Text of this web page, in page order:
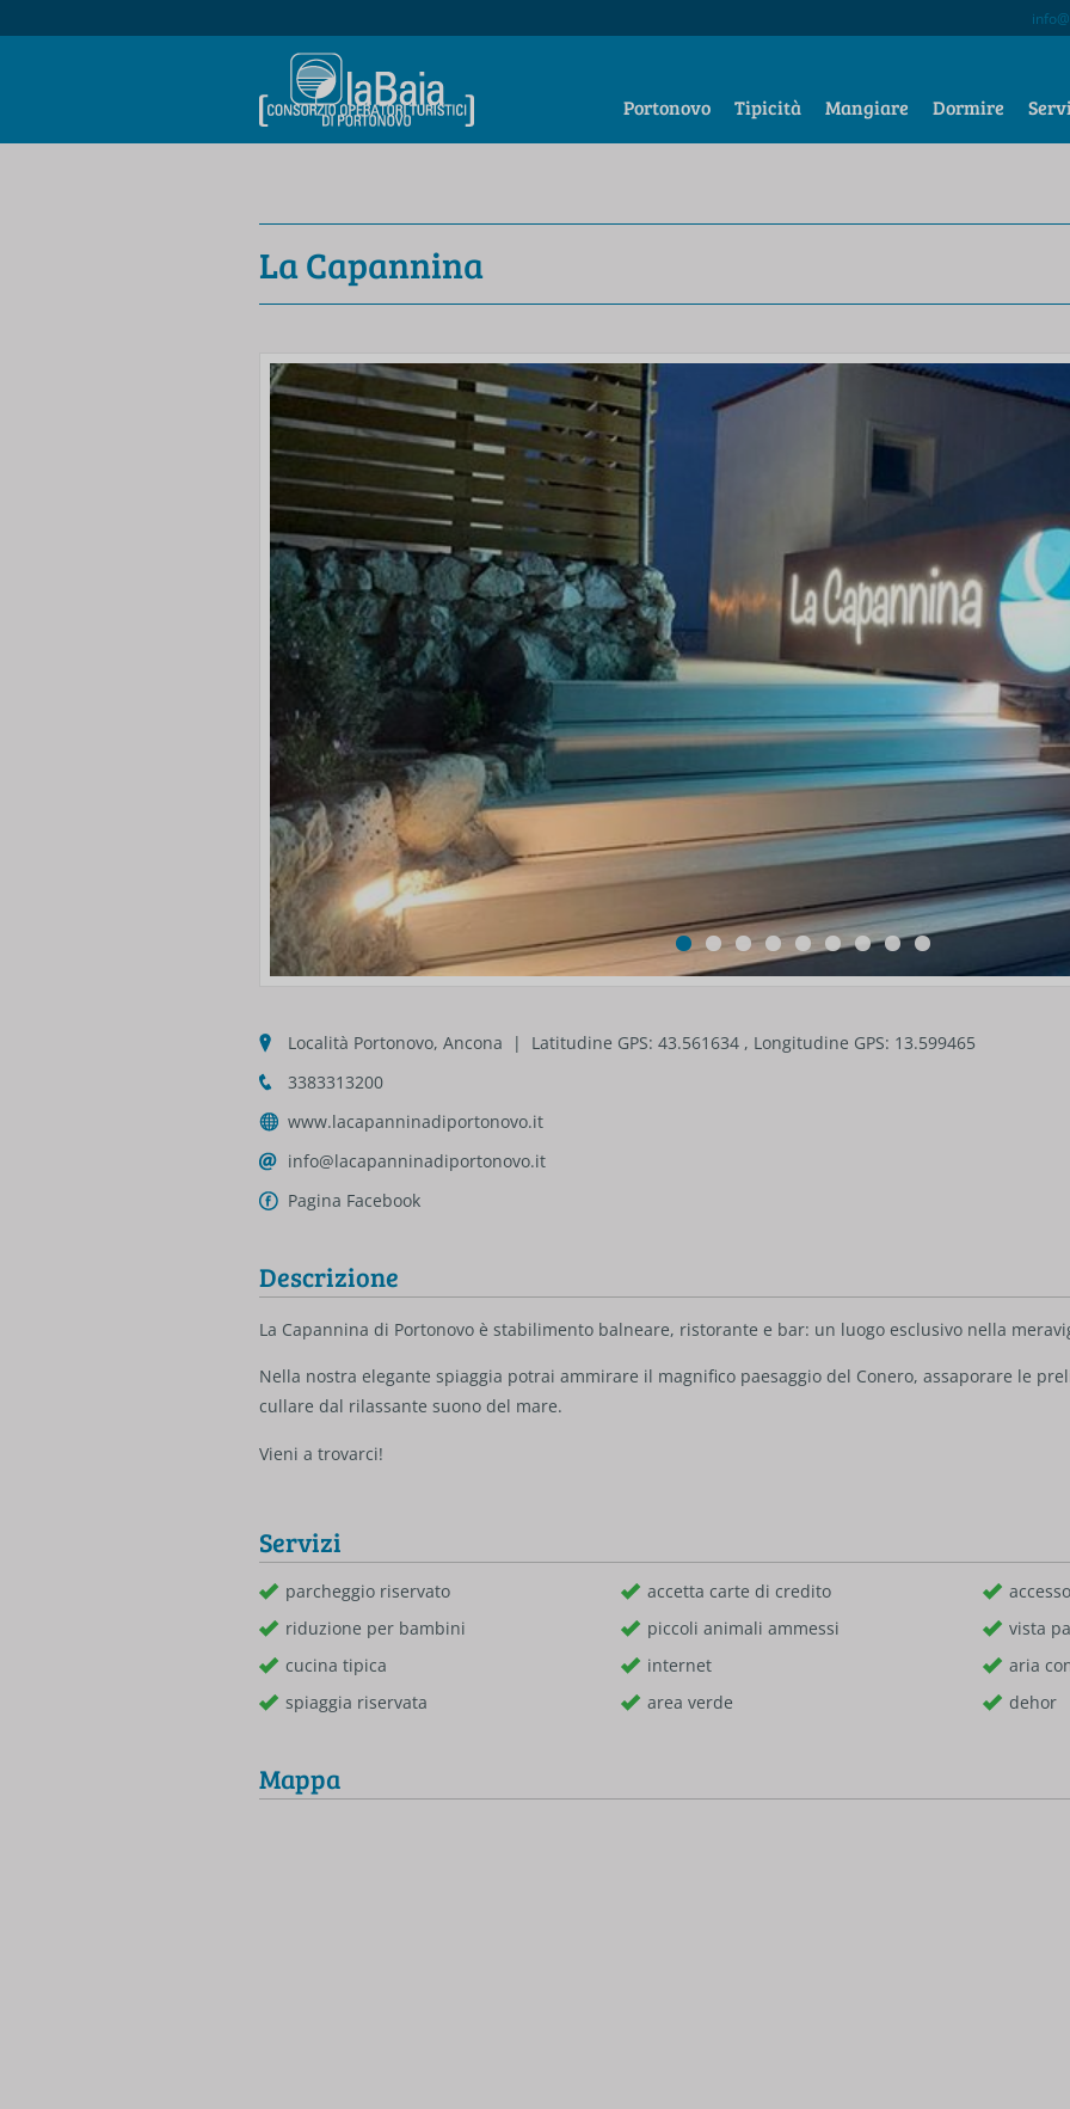
Portonovo Tipicità Mangiare Dormire
La Capannina
Località Portonovo, Ancona | Latitudine GPS: 43.561634 , Longitudine GPS: 13.599465
3383313200
www.lacapanninadiportonovo.it
info@lacapanninadiportonovo.it
Pagina Facebook
Descrizione
La Capannina di Portonovo è stabilimento balneare, ristorante e bar: un luogo esclusivo nella
Nella nostra elegante spiaggia potrai ammirare il magnifico paesaggio del Conero, assaporare le
cullare dal rilassante suono del mare.
Vieni a trovarci!
Servizi
parcheggio riservato accetta carte di credito
riduzione per bambini
piccoli animali ammessi
vista
cucina tipica
internet
aria
spiaggia riservata
area verde dehor
Mappa